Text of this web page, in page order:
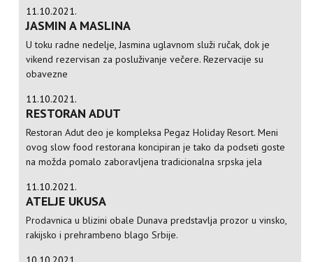
11.10.2021.
JASMIN A MASLINA
U toku radne nedelje, Jasmina uglavnom služi ručak, dok je
vikend rezervisan za posluživanje večere. Rezervacije su
obavezne
11.10.2021.
RESTORAN ADUT
Restoran Adut deo je kompleksa Pegaz Holiday Resort. Meni
ovog slow food restorana koncipiran je tako da podseti goste
na možda pomalo zaboravljena tradicionalna srpska jela
11.10.2021.
ATELJE UKUSA
Prodavnica u blizini obale Dunava predstavlja prozor u vinsko,
rakijsko i prehrambeno blago Srbije.